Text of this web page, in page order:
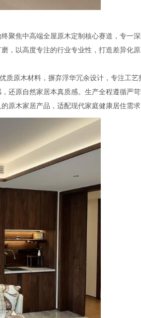
聚焦中高端全屋原木定制核心赛道，专一
，以高度专注的行业专业性，打造差异化
质原木材料，摒弃浮华冗余设计，专注工艺
还原自然家居本真质感。生产全程遵循严
原木家居产品，适配现代家庭健康居住需